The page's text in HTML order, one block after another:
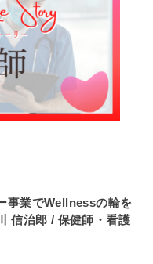
事業でWellnessの輪を
信治郎 / 保健師・看護